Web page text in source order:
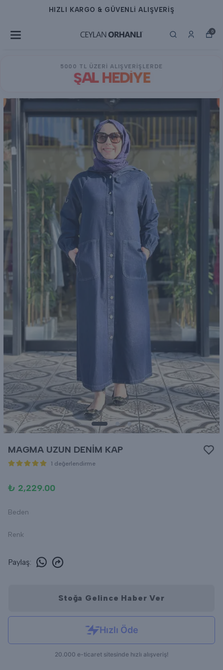
HIZLI KARGO & GÜVENLİ ALIŞVERİŞ
0
5000 TL ÜZERİ ALIŞVERİŞLERDE
ŞAL HEDİYE
MAGMA UZUN DENİM KAP
1 değerlendirme
₺ 2,229.00
Beden
Renk
Paylaş:
Stoğa Gelince Haber Ver